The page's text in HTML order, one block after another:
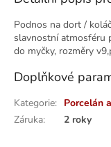
Podnos na dort /
slavnostní atmosféru
do myčky, rozměry
Doplňkové
Kategorie: Porcelán
Záruka: 2 roky